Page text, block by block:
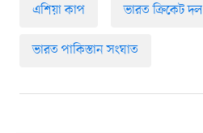
এশিয়া কাপ ভারত ক্রিকেট দল
ভারত পাকিস্তান সংঘাত